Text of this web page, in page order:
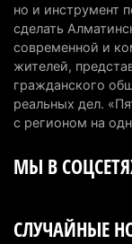
морских
7 августа 2026 г.
В Талгарском
отходы: пожар
7 августа 2026 г.
увидеть долги
но и инструмент
сделать
современной и
жителей,
гражданского
реальных дел.
с регионом на
МЫ В
СЛУЧАЙНЫЕ